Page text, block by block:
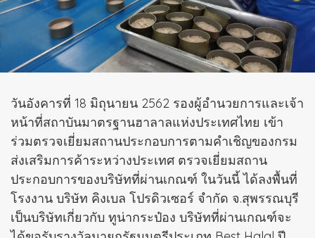
วันอังคารที่ 18 มิถุนายน 2562 รองผู้อำนวยการและเจ้า
หน้าที่สถาบันมาตรฐานฮาลาลแห่งประเทศไทย เข้า
ร่วมตรวจเยี่ยมสถานประกอบการตามคำเชิญของกรม
ส่งเสริมการค้าระหว่างประเทศ ตรวจเยี่ยมสถาน
ประกอบการของบริษัทที่ผ่านเกณฑ์ ในวันนี้ ได้ลงพื้นที่
โรงงาน บริษัท คิงเบล โปรดิวเซอร์ จำกัด จ.สุพรรณบุรี
เป็นบริษัทเกี่ยวกับ ทูน่ากระป๋อง บริษัทที่ผ่านเกณฑ์จะ